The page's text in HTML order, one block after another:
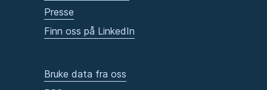
Presse
Finn oss på LinkedIn
Bruke data fra oss